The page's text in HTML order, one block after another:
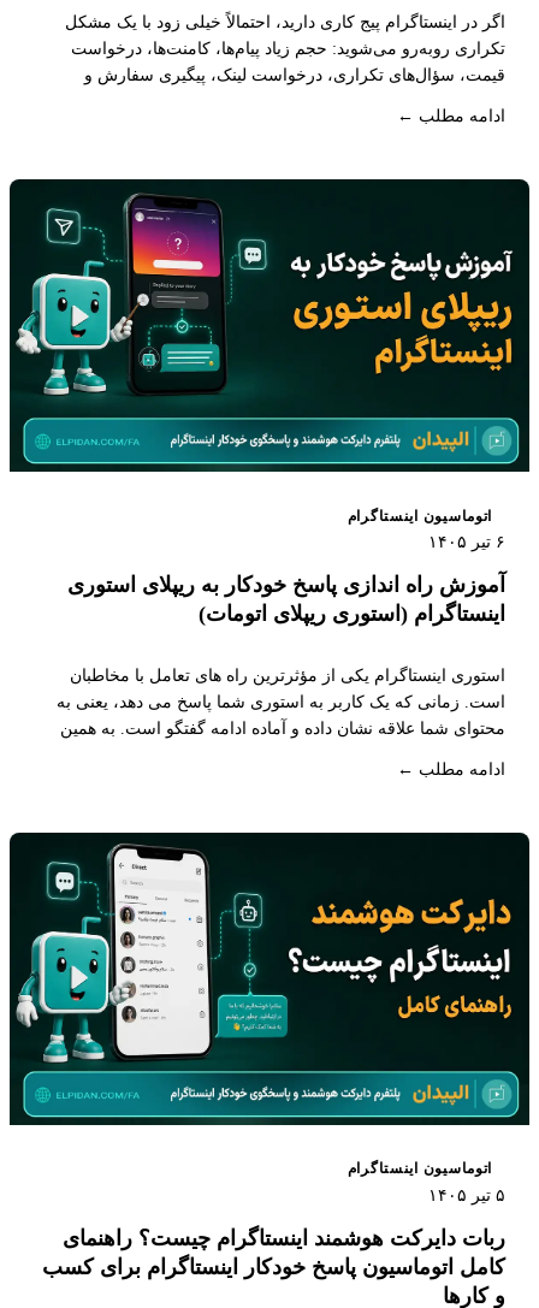
اگر در اینستاگرام پیج کاری دارید، احتمالاً خیلی زود با یک مشکل
تکراری روبه‌رو می‌شوید: حجم زیاد پیام‌ها، کامنت‌ها، درخواست
قیمت، سؤال‌های تکراری، درخواست لینک، پیگیری سفارش و
دست‌رفته تبدیل شوند.
ادامه مطلب ←
اتوماسیون اینستاگرام
۶ تیر ۱۴۰۵
آموزش راه اندازی پاسخ خودکار به ریپلای استوری
اینستاگرام (استوری ریپلای اتومات)
استوری اینستاگرام یکی از مؤثرترین راه های تعامل با مخاطبان
است. زمانی که یک کاربر به استوری شما پاسخ می دهد، یعنی به
محتوای شما علاقه نشان داده و آماده ادامه گفتگو است. به همین
اینستاگرام محسوب می شود.
ادامه مطلب ←
اتوماسیون اینستاگرام
۵ تیر ۱۴۰۵
ربات دایرکت هوشمند اینستاگرام چیست؟ راهنمای
کامل اتوماسیون پاسخ خودکار اینستاگرام برای کسب
و کارها